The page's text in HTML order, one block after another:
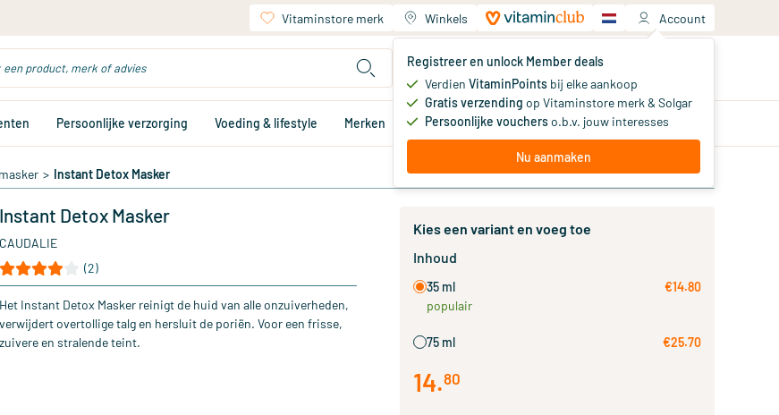
Vitaminstore merk Winkels Account
Registreer en unlock Member deals
Verdien VitaminPoints bij elke aankoop
Gratis verzending op Vitaminstore merk & Solgar
Persoonlijke voucherso.b.v. jouw interesses
Nu aanmaken
Jouw winkelwagen
Je hebt nog geen producten
Persoonlijke verzorging Voeding & lifestyle Merken Aanbiedingen Memberdeals
> Instant Detox Masker
Instant Detox Masker
CAUDALIE
(2)
Het Instant Detox Masker reinigt de huid van alle onzuiverheden,
verwijdert overtollige talg en hersluit de poriën. Voor een frisse,
zuivere en stralende teint.
Kies een variant en voeg toe
Inhoud
35 ml
populair
€14.80
75 ml €25.70
14.80